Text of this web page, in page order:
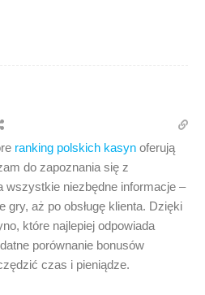
ranking polskich kasyn oferują
do zapoznania się z
wszystkie niezbędne informacje –
gry, aż po obsługę klienta. Dzięki
które najlepiej odpowiada
porównanie bonusów
czas i pieniądze.